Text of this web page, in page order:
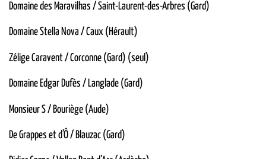
Domaine des Maravilhas / Saint-Laurent-des-Arbres (Gard)
Domaine Stella Nova / Caux (Hérault)
Zélige Caravent / Corconne (Gard) (seul)
Domaine Edgar Dufès / Langlade (Gard)
Monsieur S / Bouriège (Aude)
De Grappes et d’Ô / Blauzac (Gard)